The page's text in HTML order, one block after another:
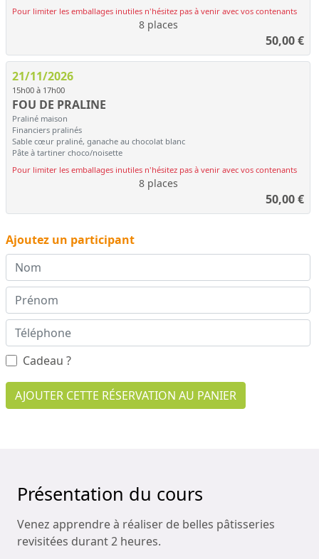
Pour limiter les emballages inutiles n'hésitez pas à venir avec vos contenants
8 places
50,00€
21/11/2026
15h00 à 17h00
FOU DE PRALINE
Praliné maison
Financiers pralinés
Sable cœur praliné, ganache au chocolat blanc
Pâte à tartiner choco/noisette
Pour limiter les emballages inutiles n'hésitez pas à venir avec vos contenants
8 places
50,00€
Ajoutez un participant
Cadeau ?
AJOUTER CETTE RÉSERVATION AU PANIER
Présentation du cours
Venez apprendre à réaliser de belles pâtisseries
revisitées durant 2 heures.